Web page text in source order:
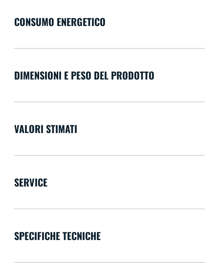
CONSUMO ENERGETICO
DIMENSIONI E PESO DEL PRODOTTO
VALORI STIMATI
SERVICE
SPECIFICHE TECNICHE